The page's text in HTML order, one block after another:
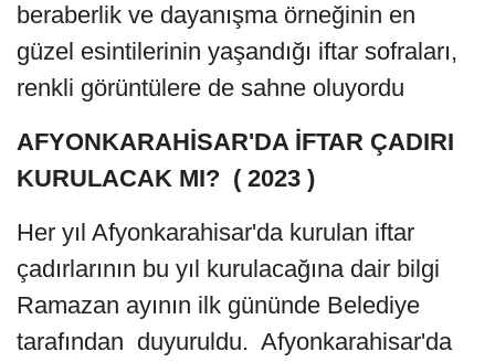
beraberlik ve dayanışma örneğinin en
güzel esintilerinin yaşandığı iftar sofraları,
renkli görüntülere de sahne oluyordu
AFYONKARAHİSAR'DA İFTAR ÇADIRI
KURULACAK MI? ( 2023 )
Her yıl Afyonkarahisar'da kurulan iftar
çadırlarının bu yıl kurulacağına dair bilgi
Ramazan ayının ilk gününde Belediye
tarafından duyuruldu. Afyonkarahisar'da